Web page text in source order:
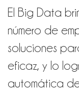
El Big Data
número de
soluciones
eficaz, y lo
automática